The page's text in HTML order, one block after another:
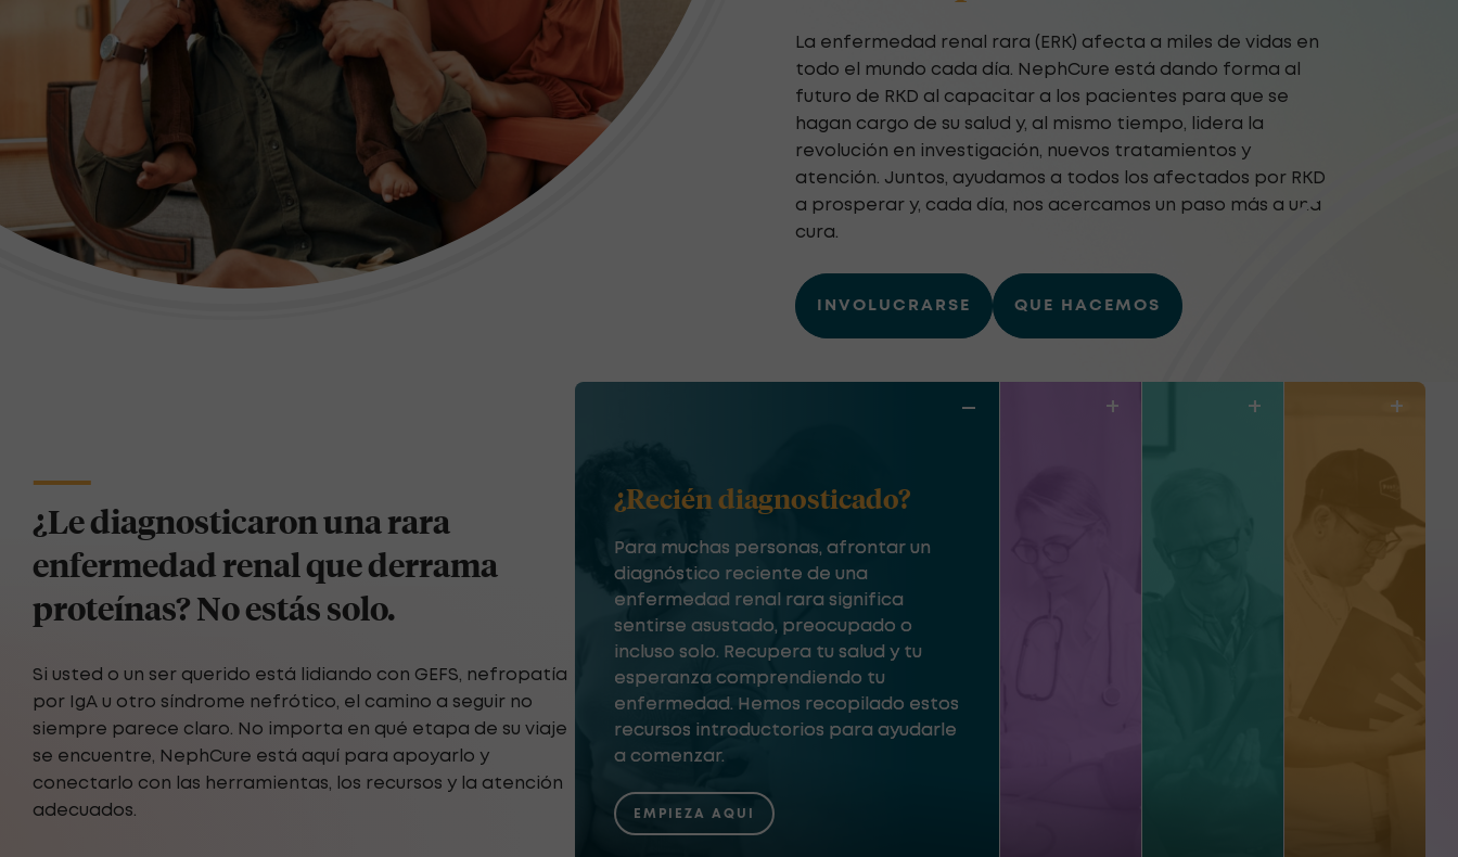
La enfermedad renal rara (ERK) afecta a miles de vidas en
todo el mundo cada día. NephCure está dando forma al
futuro de RKD al capacitar a los pacientes para que se
hagan cargo de su salud y, al mismo tiempo, lidera la
revolución en investigación, nuevos tratamientos y
atención. Juntos, ayudamos a todos los afectados por RKD
a prosperar y, cada día, nos acercamos un paso más a una
cura.
INVOLUCRARSE QUE HACEMOS
¿Le diagnosticaron una rara
enfermedad renal que derrama
proteínas? No estás solo.
Si usted o un ser querido está lidiando con GEFS, nefropatía
por IgA u otro síndrome nefrótico, el camino a seguir no
siempre parece claro. No importa en qué etapa de su viaje
se encuentre, NephCure está aquí para apoyarlo y
conectarlo con las herramientas, los recursos y la atención
adecuados.
–
¿Recién diagnosticado?
Para muchas personas, afrontar un
diagnóstico reciente de una
enfermedad renal rara significa
sentirse asustado, preocupado o
incluso solo. Recupera tu salud y tu
esperanza comprendiendo tu
enfermedad. Hemos recopilado estos
recursos introductorios para ayudarle
a comenzar.
EMPIEZA AQUI
+ + +